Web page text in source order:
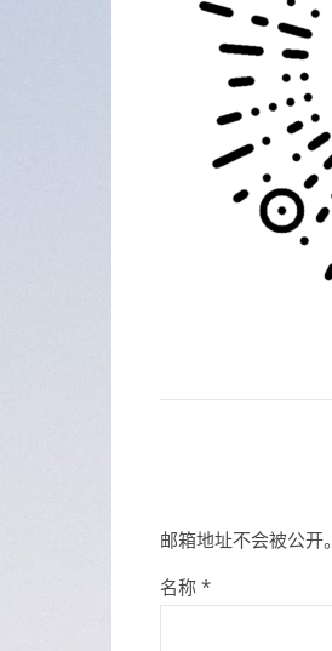
邮箱地址不会被公开。
名称 *